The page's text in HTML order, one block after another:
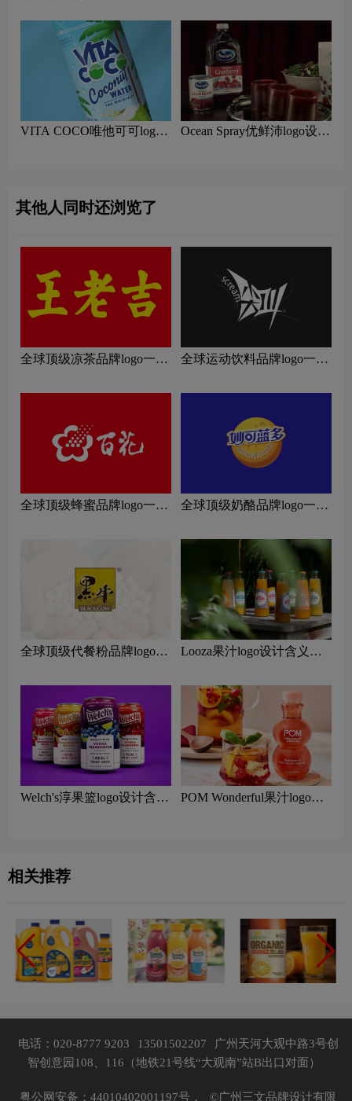
VITA COCO唯他可可logo
Ocean Spray优鲜沛logo设计
其他人同时还浏览了
全球顶级凉茶品牌logo一
全球运动饮料品牌logo一
全球顶级蜂蜜品牌logo一
全球顶级奶酪品牌logo一
全球顶级代餐粉品牌logo一
Looza果汁logo设计含义及
Welch's淳果篮logo设计含义
POM Wonderful果汁logo设
相关推荐
电话：020-8777 9203 13501502207
广州天河大观中路3号创
智创意园108、116（地铁21号线“大观南”站B出口对面）
粤公网安备：44010402001197号， ©广州三文品牌设计有限